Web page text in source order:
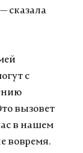
сказала
с
вызовет
в нашем
вовремя.